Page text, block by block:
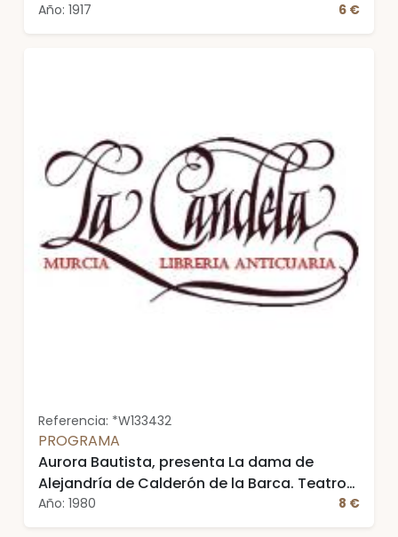
Año: 1917 6 €
Referencia: *W133432
PROGRAMA
Aurora Bautista, presenta La dama de
Alejandría de Calderón de la Barca. Teatro
Español. Director: José Luis Alonso. Abril,
1980
Año: 1980 8 €